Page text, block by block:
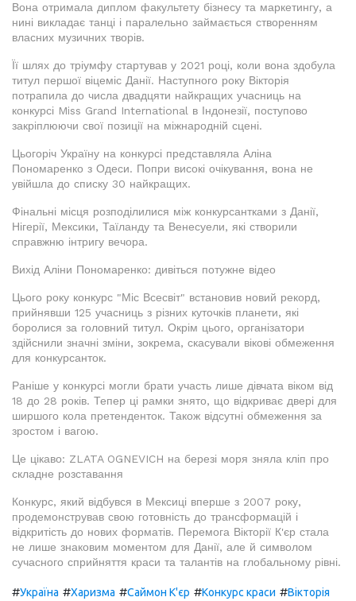
Вона отримала диплом факультету бізнесу та маркетингу, а
нині викладає танці і паралельно займається створенням
власних музичних творів.
Її шлях до тріумфу стартував у 2021 році, коли вона здобула
титул першої віцеміс Данії. Наступного року Вікторія
потрапила до числа двадцяти найкращих учасниць на
конкурсі Miss Grand International в Індонезії, поступово
закріплюючи свої позиції на міжнародній сцені.
Цьогоріч Україну на конкурсі представляла Аліна
Пономаренко з Одеси. Попри високі очікування, вона не
увійшла до списку 30 найкращих.
Фінальні місця розподілилися між конкурсантками з Данії,
Нігерії, Мексики, Таїланду та Венесуели, які створили
справжню інтригу вечора.
Вихід Аліни Пономаренко: дивіться потужне відео
Цього року конкурс "Міс Всесвіт" встановив новий рекорд,
прийнявши 125 учасниць з різних куточків планети, які
боролися за головний титул. Окрім цього, організатори
здійснили значні зміни, зокрема, скасували вікові обмеження
для конкурсанток.
Раніше у конкурсі могли брати участь лише дівчата віком від
18 до 28 років. Тепер ці рамки знято, що відкриває двері для
ширшого кола претенденток. Також відсутні обмеження за
зростом і вагою.
Це цікаво: ZLATA OGNEVICH на березі моря зняла кліп про
складне розставання
Конкурс, який відбувся в Мексиці вперше з 2007 року,
продемонстрував свою готовність до трансформацій і
відкритість до нових форматів. Перемога Вікторії К'єр стала
не лише знаковим моментом для Данії, але й символом
сучасного сприйняття краси та талантів на глобальному рівні.
#Україна #Харизма #Саймон К'єр #Конкурс краси #Вікторія